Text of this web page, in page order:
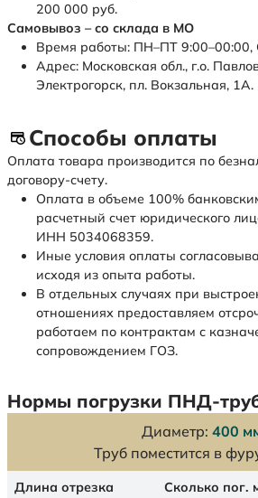
200 000 руб.
Самовывоз – со склада в МО
Время работы: ПН–ПТ 9:00–00:00,
Адрес: Московская обл., г.о.
Электрогорск, пл. Вокзальная, 1А.
Способы оплаты
Оплата товара производится по
договору-счету.
Оплата в объеме 100%
расчетный счет юридического
ИНН 5034068359.
Иные условия оплаты
исходя из опыта работы.
В отдельных случаях при
отношениях предоставляем
работаем по контрактам с
сопровождением ГОЗ.
Нормы погрузки ПНД-
Диаметр: 400
Труб поместится в
Длина отрезка Сколько пог.